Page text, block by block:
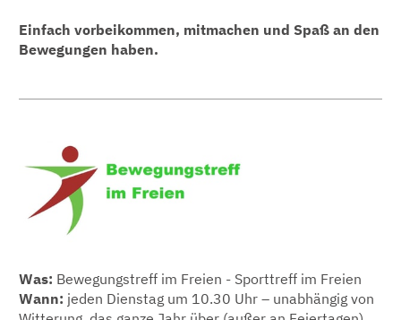
Einfach vorbeikommen, mitmachen und Spaß an den
Bewegungen haben.
Was: Bewegungstreff im Freien - Sporttreff im Freien
Wann: jeden Dienstag um 10.30 Uhr – unabhängig von